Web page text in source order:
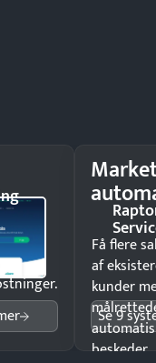
7 til
Få flere
af
kunder
beskeder.
Se 9